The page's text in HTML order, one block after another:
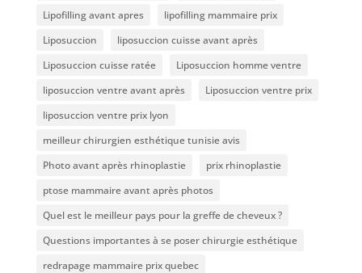
Lipofilling avant apres
lipofilling mammaire prix
Liposuccion
liposuccion cuisse avant après
Liposuccion cuisse ratée
Liposuccion homme ventre
liposuccion ventre avant après
Liposuccion ventre prix
liposuccion ventre prix lyon
meilleur chirurgien esthétique tunisie avis
Photo avant après rhinoplastie
prix rhinoplastie
ptose mammaire avant après photos
Quel est le meilleur pays pour la greffe de cheveux ?
Questions importantes à se poser chirurgie esthétique
redrapage mammaire prix quebec